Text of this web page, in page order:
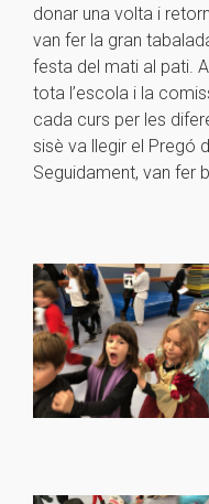
donar una volta i
van fer la gran
festa del mati al pati.
tota l’escola i la
cada curs per les
sisè va llegir el Pregó
Seguidament, van fer